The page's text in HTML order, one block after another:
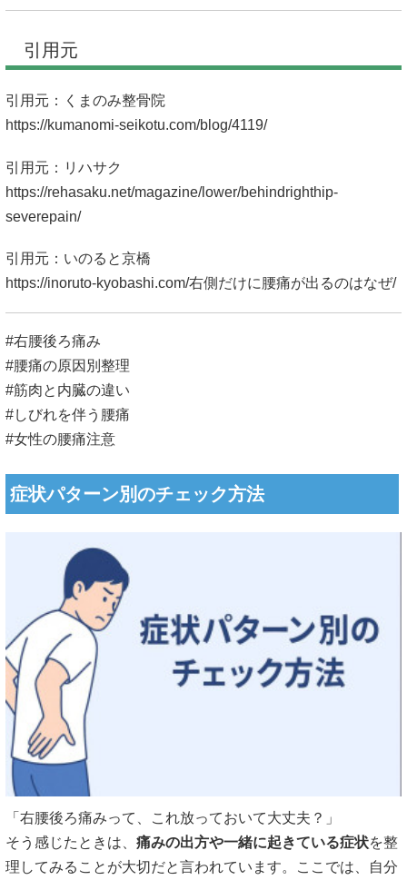
引用元
引用元：くまのみ整骨院
https://kumanomi-seikotu.com/blog/4119/
引用元：リハサク
https://rehasaku.net/magazine/lower/behindrighthip-
severepain/
引用元：いのると京橋
https://inoruto-kyobashi.com/右側だけに腰痛が出るのはなぜ/
#右腰後ろ痛み
#腰痛の原因別整理
#筋肉と内臓の違い
#しびれを伴う腰痛
#女性の腰痛注意
症状パターン別のチェック方法
「右腰後ろ痛みって、これ放っておいて大丈夫？」
そう感じたときは、 痛みの出方や一緒に起きている症状を整
理してみることが大切だと言われています。ここでは、自分